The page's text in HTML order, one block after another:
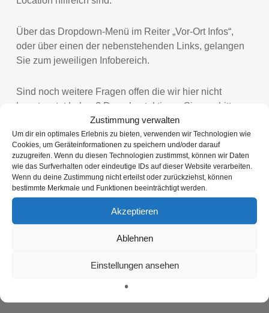
Zustimmung verwalten
Um dir ein optimales Erlebnis zu bieten, verwenden wir Technologien wie
Cookies, um Geräteinformationen zu speichern und/oder darauf
zuzugreifen. Wenn du diesen Technologien zustimmst, können wir Daten
wie das Surfverhalten oder eindeutige IDs auf dieser Website verarbeiten.
Wenn du deine Zustimmung nicht erteilst oder zurückziehst, können
bestimmte Merkmale und Funktionen beeinträchtigt werden.
Akzeptieren
Ablehnen
Einstellungen ansehen
Über das Dropdown-Menü im Reiter „Vor-Ort Infos“,
oder über einen der nebenstehenden Links, gelangen
Sie zum jeweiligen Infobereich.
Sind noch weitere Fragen offen die wir hier nicht
beantwortet haben? Dann kontaktieren Sie uns bitte
über einen unserer Kontaktmöglichkeiten wie
WhatsApp Messenger, Kontaktformular, oder per Mail
aninfo@dein-mietraum.de
Kontaktformular für Ihre